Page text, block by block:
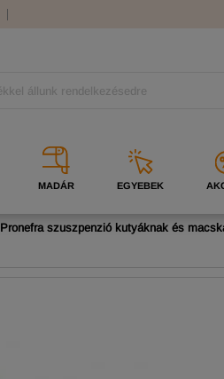
MADÁR EGYEBEK
Pronefra szuszpenzió kutyáknak és